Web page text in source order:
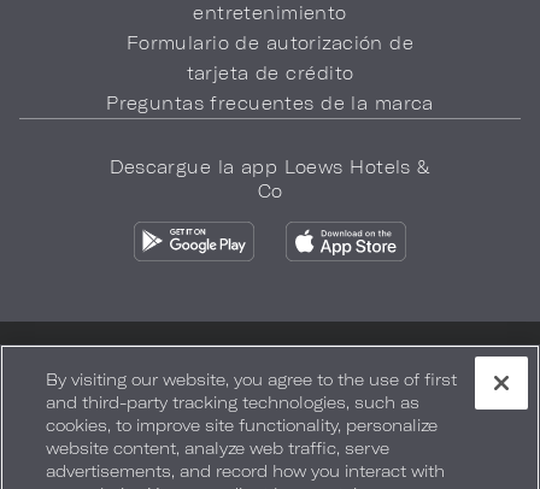
entretenimiento
Formulario de autorización de
tarjeta de crédito
Preguntas frecuentes de la marca
Descargue la app Loews Hotels &
Co
Seguridad y bienestar Términos de Uso Accesibilidad
Mapa del sitio Sus opciones de privacidad
By visiting our website, you agree to the use of first
and third-party tracking technologies, such as
cookies, to improve site functionality, personalize
website content, analyze web traffic, serve
advertisements, and record how you interact with